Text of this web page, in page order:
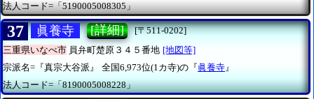
法人コード=「5190005008305」
37 眞養寺 [詳細]
[〒511-0202]
三重県いなべ市 員弁町楚原３４５番地 [地図等]
宗派名=『真宗大谷派』
全国6,973位(1カ寺)の『眞養寺 』
法人コード=「8190005008228」